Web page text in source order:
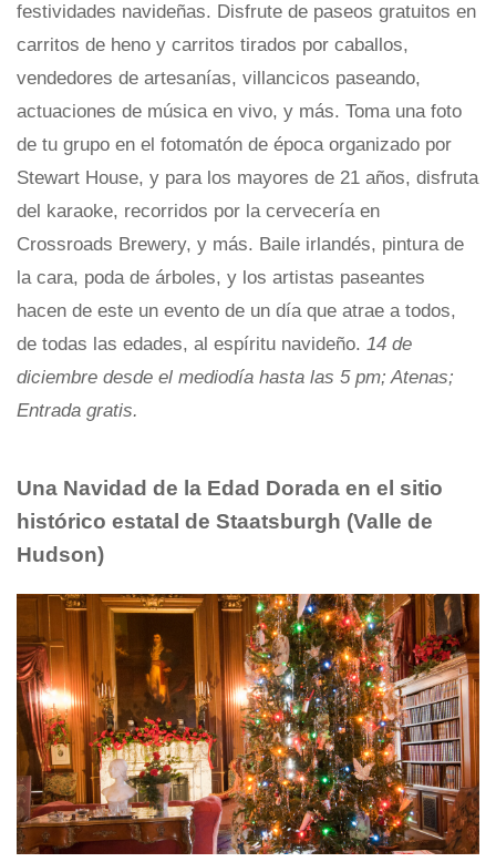
festividades navideñas. Disfrute de paseos gratuitos en
carritos de heno y carritos tirados por caballos,
vendedores de artesanías, villancicos paseando,
actuaciones de música en vivo, y más. Toma una foto
de tu grupo en el fotomatón de época organizado por
Stewart House, y para los mayores de 21 años, disfruta
del karaoke, recorridos por la cervecería en
Crossroads Brewery, y más. Baile irlandés, pintura de
la cara, poda de árboles, y los artistas paseantes
hacen de este un evento de un día que atrae a todos,
de todas las edades, al espíritu navideño. 14 de
diciembre desde el mediodía hasta las 5 pm; Atenas;
Entrada gratis.
Una Navidad de la Edad Dorada en el sitio
histórico estatal de Staatsburgh (Valle de
Hudson)